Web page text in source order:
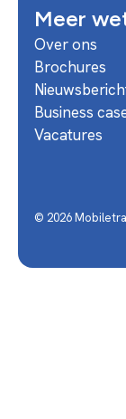
Meer
Over ons
Brochures
Business
Vacatures
© 2026